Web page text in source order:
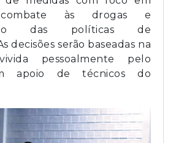
combate às drogas e
das políticas de
decisões serão baseadas na
pessoalmente pelo
apoio de técnicos do